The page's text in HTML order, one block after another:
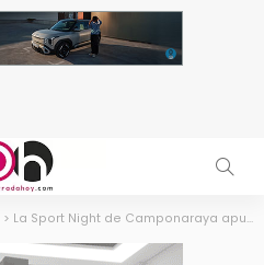
> La Sport Night de Camponaraya apunta a los 500 participantes en su octava edición nocturna